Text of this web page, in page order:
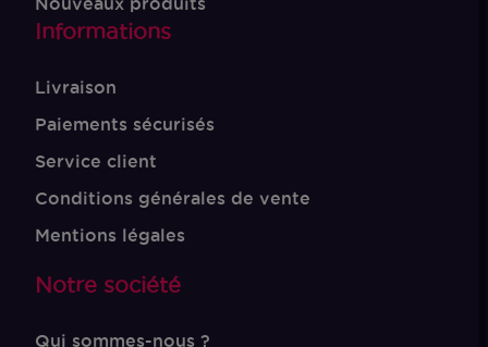
Informations
Livraison
Paiements sécurisés
Service client
Conditions générales de vente
Mentions légales
Notre société
Qui sommes-nous ?